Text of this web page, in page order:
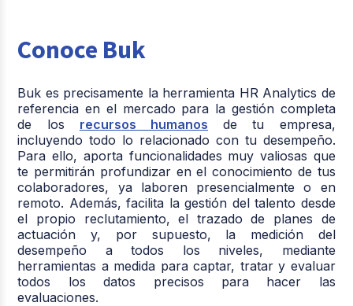
Conoce Buk
Buk es precisamente la herramienta HR Analytics de
referencia en el mercado para la gestión completa
de los recursos humanos de tu empresa,
incluyendo todo lo relacionado con tu desempeño.
Para ello, aporta funcionalidades muy valiosas que
te permitirán profundizar en el conocimiento de tus
colaboradores, ya laboren presencialmente o en
remoto. Además, facilita la gestión del talento desde
el propio reclutamiento, el trazado de planes de
actuación y, por supuesto, la medición del
desempeño a todos los niveles, mediante
herramientas a medida para captar, tratar y evaluar
todos los datos precisos para hacer las
evaluaciones.